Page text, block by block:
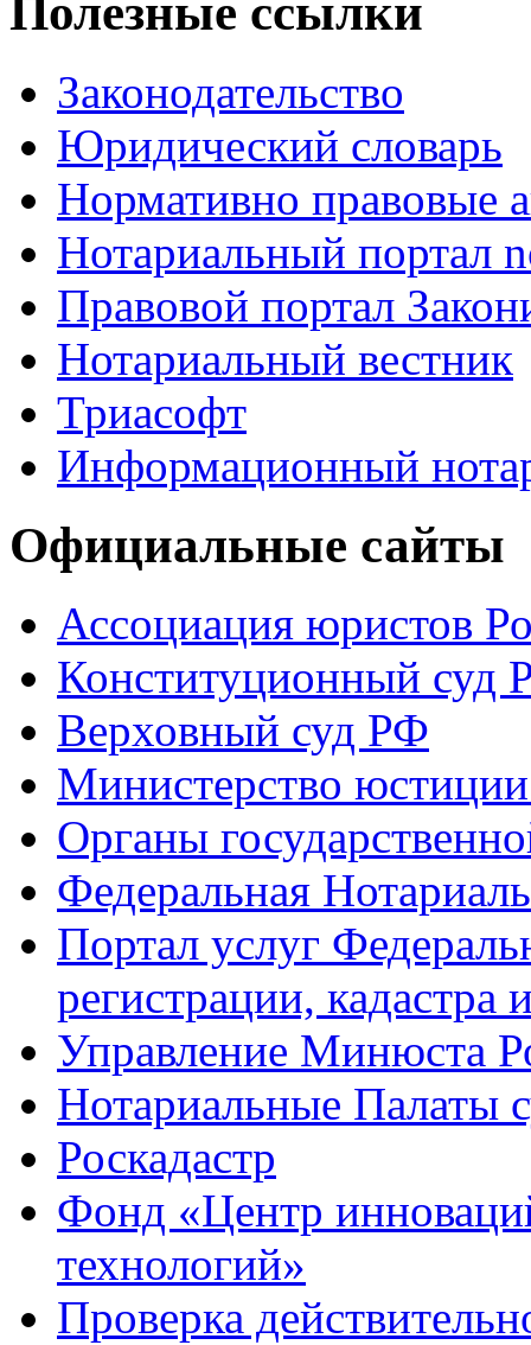
Полезные ссылки
Законодательство
Юридический словарь
Нормативно правовые
Нотариальный портал
Правовой портал
Нотариальный вестник
Триасофт
Информационный
Официальные сайты
Ассоциация юристов
Конституционный суд
Верховный суд РФ
Министерство
Органы
Федеральная
Портал услуг
регистрации, кадастра
Управление Минюста
Нотариальные Палаты
Роскадастр
Фонд «Центр
технологий»
Проверка